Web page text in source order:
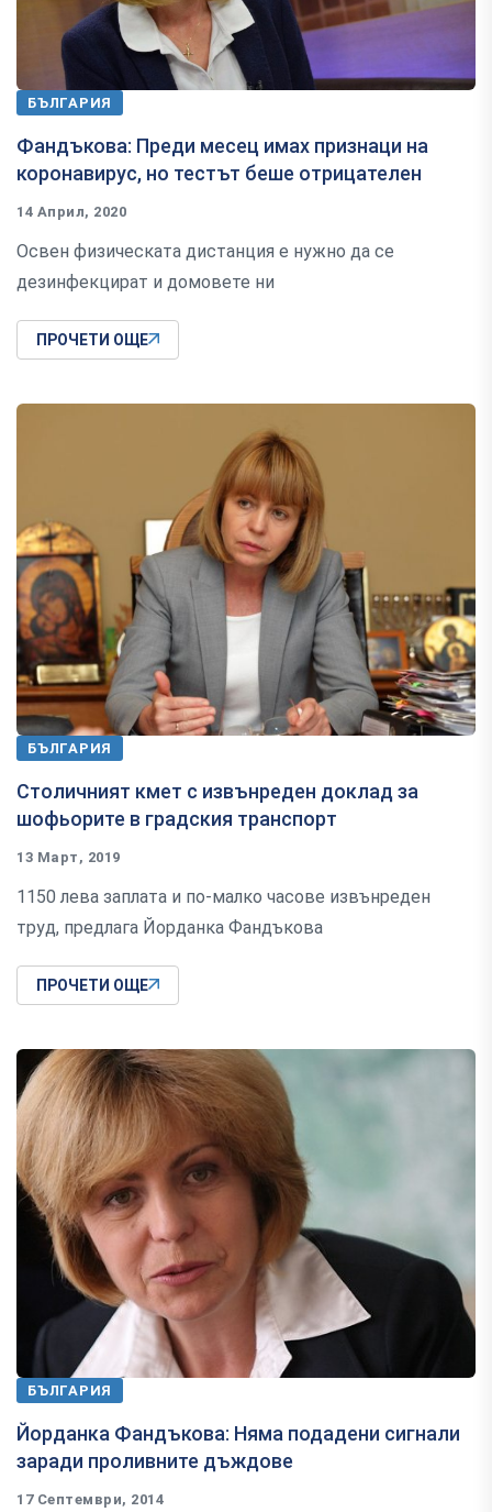
БЪЛГАРИЯ
Фандъкова: Преди месец имах признаци на
коронавирус, но тестът беше отрицателен
14 Април, 2020
Освен физическата дистанция е нужно да се
дезинфекцират и домовете ни
ПРОЧЕТИ ОЩЕ
БЪЛГАРИЯ
Столичният кмет с извънреден доклад за
шофьорите в градския транспорт
13 Март, 2019
1150 лева заплата и по-малко часове извънреден
труд, предлага Йорданка Фандъкова
ПРОЧЕТИ ОЩЕ
БЪЛГАРИЯ
Йорданка Фандъкова: Няма подадени сигнали
заради проливните дъждове
17 Септември, 2014